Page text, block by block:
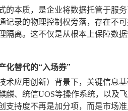
的本质，是企业将数据托管于服
记录的物理控制权旁落，存在不
隔离。这不仅是从根本上保障数
化替代的“入场券”
术应用创新）背景下，关键信息
麟、统信UOS等操作系统，以及
支持度不再是加分项，而是市场准